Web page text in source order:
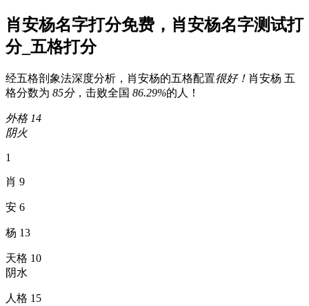
肖安杨名字打分免费，肖安杨名字测试打
分_五格打分
经五格剖象法深度分析， 肖安杨的五格配置很好！ 肖安杨 五
格分数为 85分，击败全国 86.29%的人！
外格 14
阴火
1
肖 9
安 6
杨 13
天格 10
阴水
人格 15